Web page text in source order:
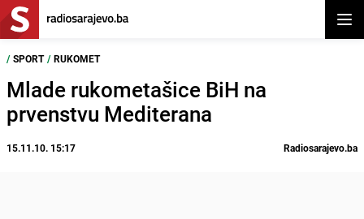
/ SPORT / RUKOMET
Mlade rukometašice BiH na
prvenstvu Mediterana
15.11.10. 15:17 Radiosarajevo.ba